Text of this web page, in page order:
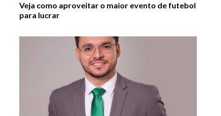
Veja como aproveitar o maior evento de futebol
para lucrar